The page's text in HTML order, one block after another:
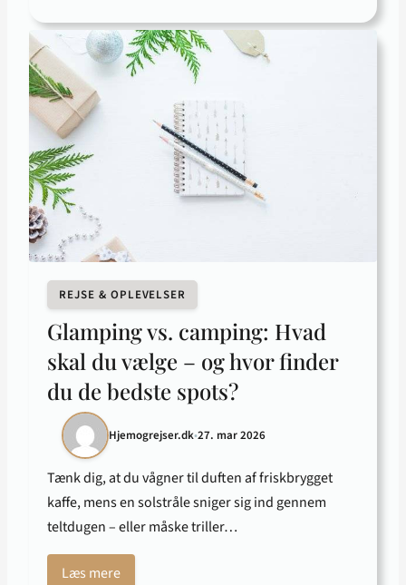
REJSE & OPLEVELSER
Glamping vs. camping: Hvad
skal du vælge – og hvor finder
du de bedste spots?
Hjemogrejser.dk•27. mar 2026
Tænk dig, at du vågner til duften af friskbrygget
kaffe, mens en solstråle sniger sig ind gennem
teltdugen – eller måske triller…
Læs mere